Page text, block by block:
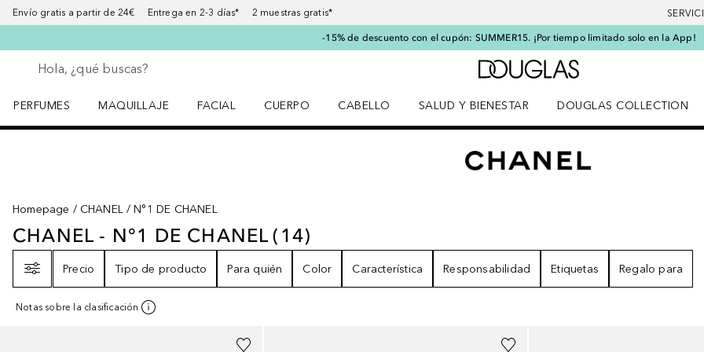
Envío gratis a partir de 24€ Entrega en 2-3 días* 2 muestras gratis*
-15% de descuento con el cupón: SUMMER15. ¡Por tiempo limitado solo en la App!
Regresar
Ejecutar búsqueda
A Douglas Home
PERFUMES
MAQUILLAJE
FACIAL
CUERPO
CABELLO
SALUD Y BIENESTAR
DOUGLAS COLLECTION
Homepage CHANEL N°1 DE CHANEL
CHANEL - N°1 DE CHANEL14RESULTADOS
CHANEL - N°1 DE CHANEL ( 14)
Precio
Tipo de producto Para quién Color Característica Responsabilidad Etiquetas Regalo para
Notas sobre la clasificación
+ 3